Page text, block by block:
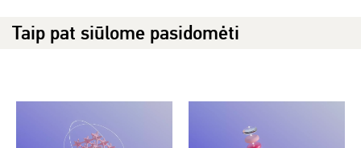
Taip pat siūlome pasidomėti